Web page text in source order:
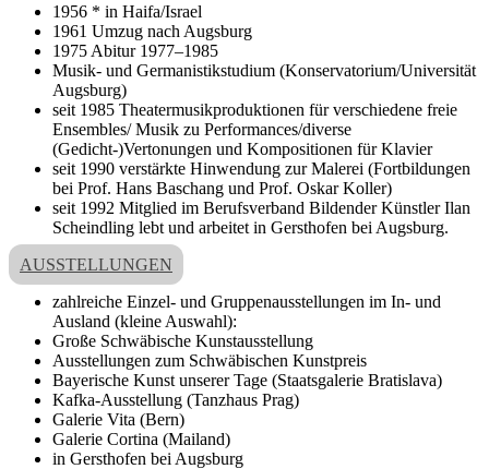
1956 * in Haifa/Israel
1961 Umzug nach Augsburg
1975 Abitur 1977–1985
Musik- und Germanistikstudium (Konservatorium/Universität
Augsburg)
seit 1985 Theatermusikproduktionen für verschiedene freie
Ensembles/ Musik zu Performances/diverse
(Gedicht-)Vertonungen und Kompositionen für Klavier
seit 1990 verstärkte Hinwendung zur Malerei (Fortbildungen
bei Prof. Hans Baschang und Prof. Oskar Koller)
seit 1992 Mitglied im Berufsverband Bildender Künstler Ilan
Scheindling lebt und arbeitet in Gersthofen bei Augsburg.
AUSSTELLUNGEN
zahlreiche Einzel- und Gruppenausstellungen im In- und
Ausland (kleine Auswahl):
Große Schwäbische Kunstausstellung
Ausstellungen zum Schwäbischen Kunstpreis
Bayerische Kunst unserer Tage (Staatsgalerie Bratislava)
Kafka-Ausstellung (Tanzhaus Prag)
Galerie Vita (Bern)
Galerie Cortina (Mailand)
in Gersthofen bei Augsburg